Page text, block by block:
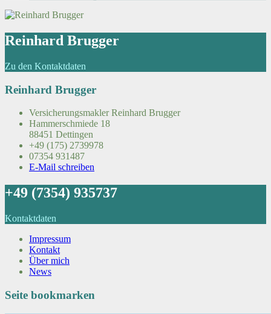
Reinhard Brugger
Zu den Kontaktdaten
Reinhard Brugger
Versicherungsmakler Reinhard Brugger
Hammerschmiede 18
88451 Dettingen
+49 (175) 2739978
07354 931487
E-Mail schreiben
+49 (7354) 935737
Kontaktdaten
Impressum
Kontakt
Über mich
News
Seite bookmarken